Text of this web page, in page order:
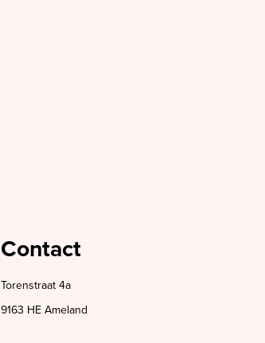
Contact
Torenstraat 4a
9163 HE Ameland